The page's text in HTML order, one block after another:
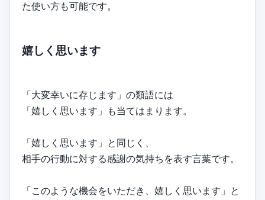
た使い方も可能です。
嬉しく思います
「大変幸いに存じます」の類語には
「嬉しく思います」も当てはまります。
「嬉しく思います」と同じく、
相手の行動に対する感謝の気持ちを表す言葉です。
「このような機会をいただき、嬉しく思います」と